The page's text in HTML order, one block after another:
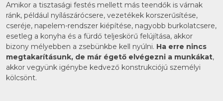
Amikor a tisztasági festés mellett más teendők is várnak
ránk, például nyílászárócsere, vezetékek korszerűsítése,
cseréje, napelem-rendszer kiépítése, nagyobb burkolatcsere,
esetleg a konyha és a fürdő teljeskörű felújítása, akkor
bizony mélyebben a zsebünkbe kell nyúlni. Ha erre nincs
megtakarításunk, de már égető elvégezni a munkákat,
akkor vegyünk igénybe kedvező konstrukciójú személyi
kölcsönt.